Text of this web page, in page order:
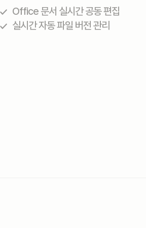
Office 문서 실시간 공동 편집
실시간 자동 파일 버전 관리